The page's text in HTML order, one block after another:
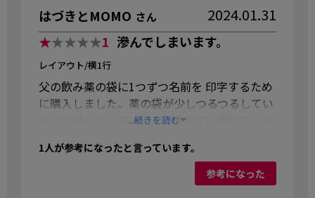
はづきとMOMO さん 2024.01.31
★★★★★1 滲んでしまいます。
レイアウト/横1行
父の飲み薬の袋に1つずつ名前を 印字するため
に購入しました。薬の袋が少しつるつるしてい
るので滲んでしまいます。滲まずに押せて、毎
ないのが大変です。出来ればいちいちインクを
つけなくても連続して押すことが出来るともっ
と嬉しいです。そういう商品はありませんか?
...続きを読む
1人が参考になったと言っています。
参考になった